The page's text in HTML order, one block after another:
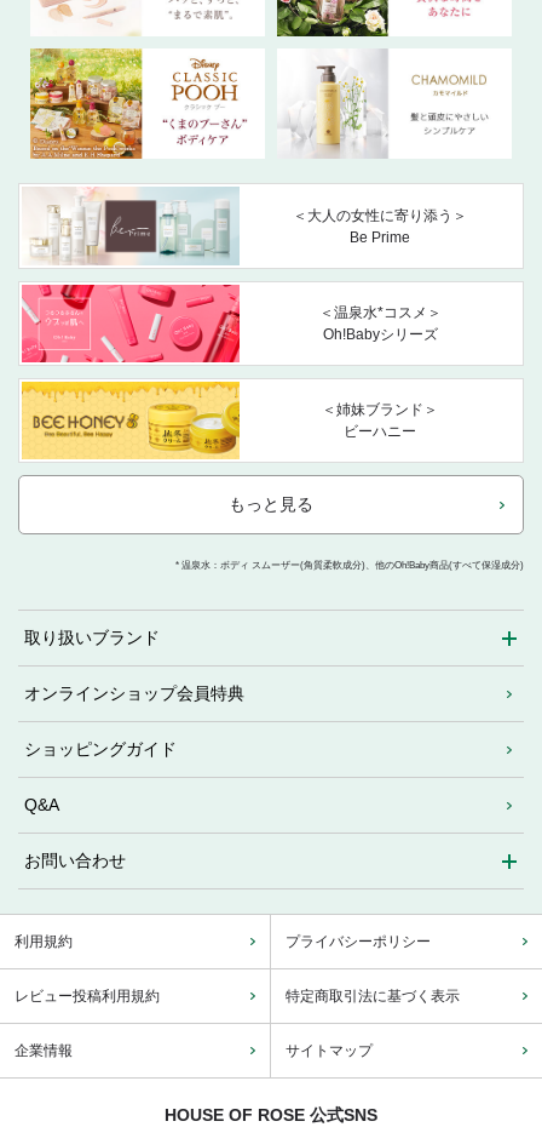
＜大人の女性に寄り添う＞
Be Prime
＜温泉水*コスメ＞
Oh!Babyシリーズ
＜姉妹ブランド＞
ビーハニー
もっと見る
* 温泉水：ボディ スムーザー(角質柔軟成分)、他のOh!Baby商品(すべて保湿成分)
取り扱いブランド
オンラインショップ会員特典
ショッピングガイド
Q&A
お問い合わせ
利用規約 プライバシーポリシー
レビュー投稿利用規約 特定商取引法に基づく表示
企業情報 サイトマップ
HOUSE OF ROSE 公式SNS